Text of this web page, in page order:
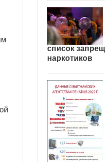
список
наркотиков